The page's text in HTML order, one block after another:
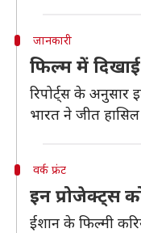
जानकारी
फिल्म में
रिपोर्ट्स के अनुसार
भारत ने जीत हासिल
वर्क फ्रंट
इन प्रोजेक्ट्स
ईशान के फिल्मी